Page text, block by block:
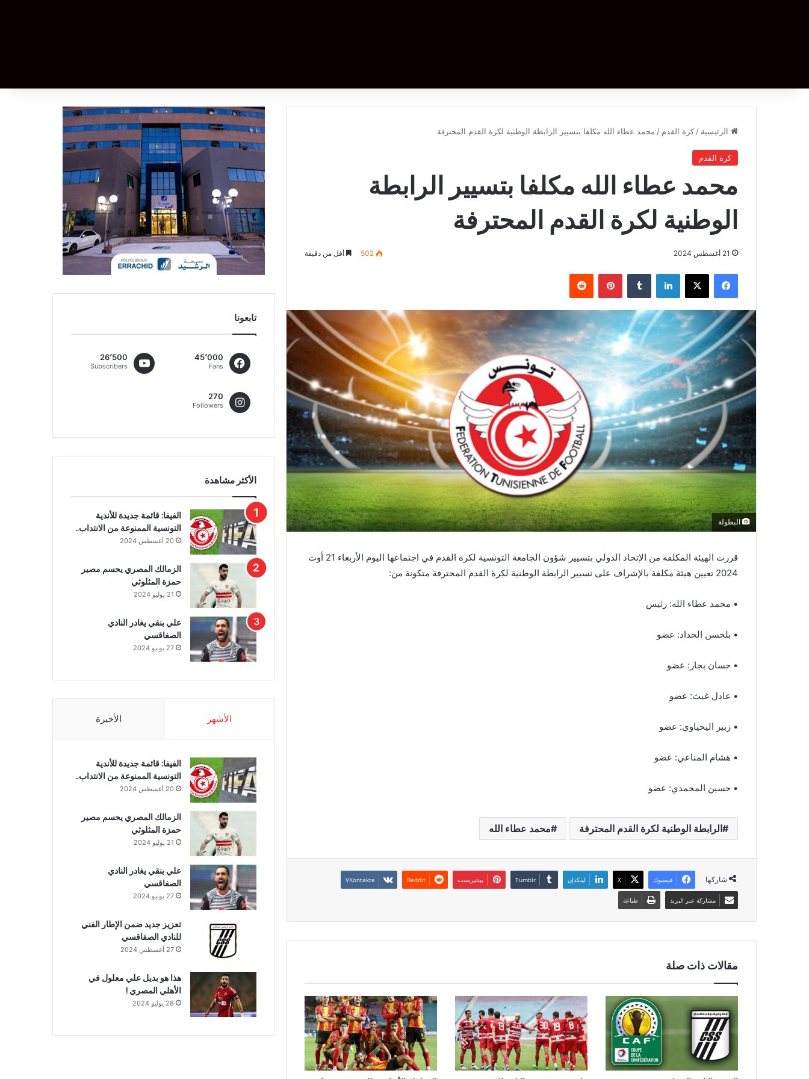
الرئيسية / كرة القدم / محمد عطاء الله مكلفا بتسيير الرابطة الوطنية لكرة القدم المحترفة
كرة القدم
محمد عطاء الله مكلفا بتسيير الرابطة
الوطنية لكرة القدم المحترفة
21 أغسطس 2024 502 أقل من دقيقة
فيسبوك ‫X لينكدإن بينتيريست
البطولة
قررت الهيئة المكلفة من الإتحاد الدولي بتسيير شؤون الجامعة التونسية لكرة القدم في اجتماعها اليوم الأربعاء 21 أوت
2024 تعيين هيئة مكلفة بالإشراف على تسيير الرابطة الوطنية لكرة القدم المحترفة متكونة من:
• محمد عطاء الله: رئيس
• بلحسن الحداد: عضو
• حسان بجار: عضو
• عادل غيث: عضو
• زبير اليحياوي: عضو
• هشام المناعي: عضو
• حسين المحمدي: عضو
الرابطة الوطنية لكرة القدم المحترفة محمد عطاء الله
شاركها فيسبوك ‫X لينكدإن بينتيريست
مشاركة عبر البريد طباعة
مقالات ذات صلة
تابعونا
45٬000
Fans
26٬500
Subscribers
270
Followers
الأكثر مشاهدة
الفيفا: قائمة جديدة للأندية
التونسية الممنوعة من الانتداب..
20 أغسطس 2024
الزمالك المصري يحسم مصير
حمزة المثلوثي
21 يوليو 2024
علي بنقي يغادر النادي
الصفاقسي
27 يونيو 2024
الأشهر الأخيرة
الفيفا: قائمة جديدة للأندية
التونسية الممنوعة من الانتداب..
20 أغسطس 2024
الزمالك المصري يحسم مصير
حمزة المثلوثي
21 يوليو 2024
علي بنقي يغادر النادي
الصفاقسي
27 يونيو 2024
تعزيز جديد ضمن الإطار الفني
للنادي الصفاقسي
27 أغسطس 2024
هذا هو بديل علي معلول في
الأهلي المصري !
28 يوليو 2024